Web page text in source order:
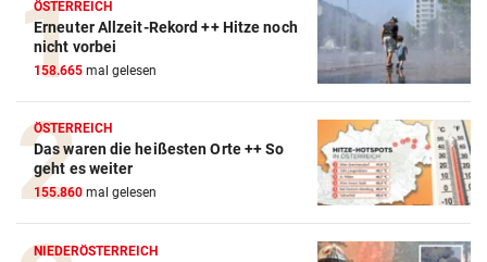
ÖSTERREICH
Erneuter Allzeit-Rekord ++ Hitze noch
nicht vorbei
158.665 mal gelesen
ÖSTERREICH
Das waren die heißesten Orte ++ So
geht es weiter
155.860 mal gelesen
NIEDERÖSTERREICH